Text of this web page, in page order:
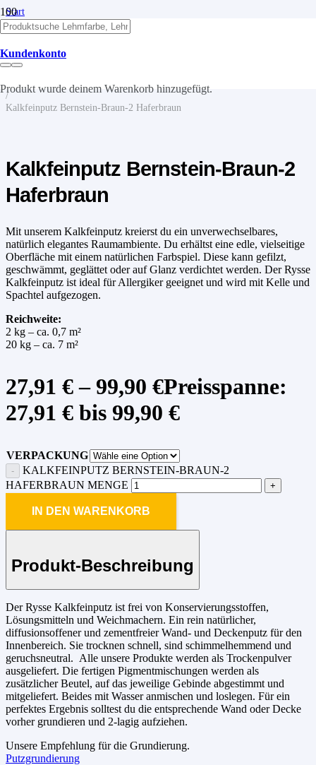
Kundenkonto
Produkt wurde deinem Warenkorb hinzugefügt.
Start
/
Kalk
/
Kalkputze
Kalkfeinputz
/
Kalkfeinputz Bernstein-Braun-2 Haferbraun
Kalkfeinputz Bernstein-Braun-2
Haferbraun
Mit unserem Kalkfeinputz kreierst du ein unverwechselbares,
natürlich elegantes Raumambiente. Du erhältst eine edle, vielseitige
Oberfläche mit einem natürlichen Farbspiel. Diese kann gefilzt,
geschwämmt, geglättet oder auf Glanz verdichtet werden. Der Rysse
Kalkfeinputz ist ideal für Allergiker geeignet und wird mit Kelle und
Spachtel aufgezogen.
Reichweite:
2 kg – ca. 0,7 m²
20 kg – ca. 7 m²
27,91 € –99,90 €Preisspanne:
27,91 € bis 99,90 €
VERPACKUNG
KALKFEINPUTZ BERNSTEIN-BRAUN-2
HAFERBRAUN MENGE
IN DEN WARENKORB
Produkt-Beschreibung
Der Rysse Kalkfeinputz ist frei von Konservierungsstoffen,
Lösungsmitteln und Weichmachern. Ein rein natürlicher,
diffusionsoffener und zementfreier Wand- und Deckenputz für den
Innenbereich. Sie trocknen schnell, sind schimmelhemmend und
geruchsneutral. Alle unsere Produkte werden als Trockenpulver
ausgeliefert. Die fertigen Pigmentmischungen werden als
zusätzlicher Beutel, auf das jeweilige Gebinde abgestimmt und
mitgeliefert. Beides mit Wasser anmischen und loslegen. Für ein
perfektes Ergebnis solltest du die entsprechende Wand oder Decke
vorher grundieren und 2-lagig aufziehen.
Unsere Empfehlung für die Grundierung.
Putzgrundierung